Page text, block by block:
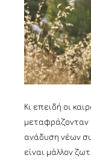
Κι επειδή οι
μεταφράζονταν
ανάδυση νέων
είναι μάλλον